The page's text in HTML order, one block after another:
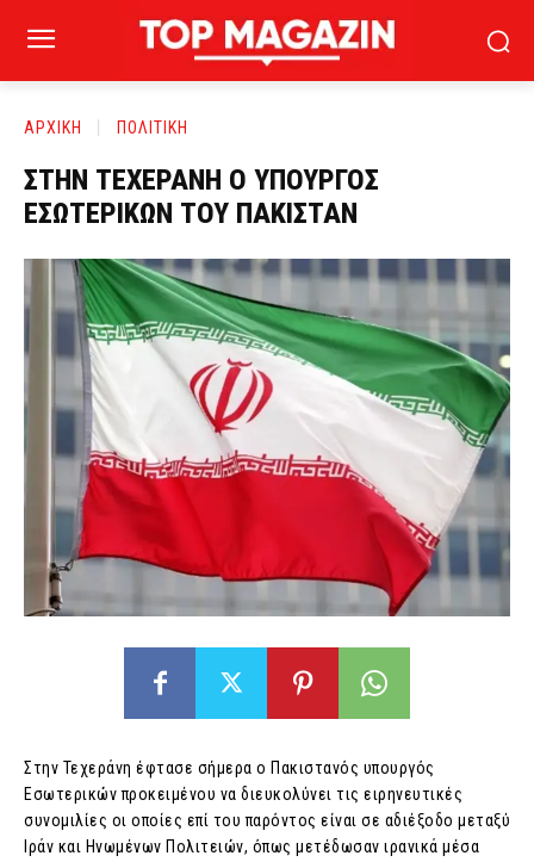
ΑΡΧΙΚΗ ΠΟΛΙΤΙΚΗ
ΣΤΗΝ ΤΕΧΕΡΑΝΗ Ο ΥΠΟΥΡΓΟΣ
ΕΣΩΤΕΡΙΚΩΝ ΤΟΥ ΠΑΚΙΣΤΑΝ
Στην Τεχεράνη έφτασε σήμερα ο Πακιστανός υπουργός
Εσωτερικών προκειμένου να διευκολύνει τις ειρηνευτικές
συνομιλίες οι οποίες επί του παρόντος είναι σε αδιέξοδο μεταξύ
Ιράν και Ηνωμένων Πολιτειών, όπως μετέδωσαν ιρανικά μέσα